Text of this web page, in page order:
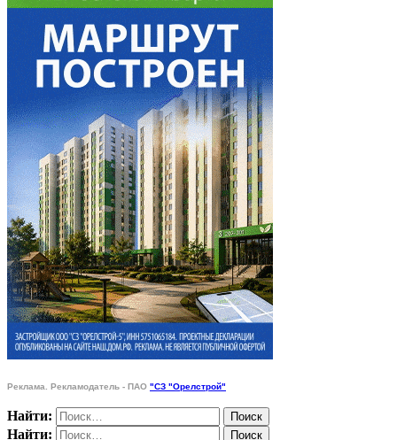
Реклама. Рекламодатель - ПАО "СЗ "Орелстрой"
Найти:
Найти: